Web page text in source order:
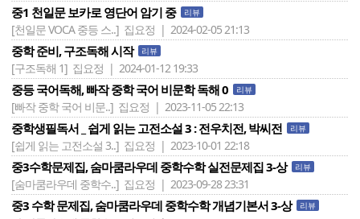
중1 천일문 보카로 영단어 암기 중 리뷰
[천일문 VOCA 중등 스..] 집요정 | 2024-02-05 21:13
중학 준비, 구조독해 시작 리뷰
[구조독해 1] 집요정 | 2024-01-12 19:33
중등 국어독해, 빠작 중학 국어 비문학 독해 0 리뷰
[빠작 중학 국어 비문..] 집요정 | 2023-11-05 22:13
중학생필독서 _ 쉽게 읽는 고전소설 3 : 전우치전, 박씨전 리뷰
[쉽게 읽는 고전소설 3..] 집요정 | 2023-10-01 22:18
중3수학문제집, 숨마쿰라우데 중학수학 실전문제집 3-상 리뷰
[숨마쿰라우데 중학수..] 집요정 | 2023-09-28 23:31
중3 수학 문제집, 숨마쿰라우데 중학수학 개념기본서 3-상 리뷰